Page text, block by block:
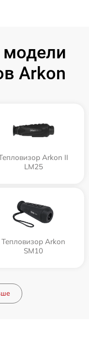
Arkon
Arkon II
LM25
Тепловизор Arkon
SM10